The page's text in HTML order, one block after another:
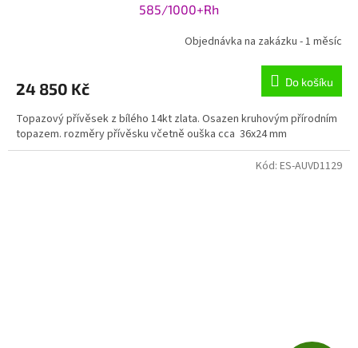
R
M
A
585/1000+Rh
Objednávka na zakázku - 1 měsíc
24 850 Kč Do košíku
Topazový přívěsek z bílého 14kt zlata. Osazen kruhovým přírodním
topazem. rozměry přívěsku včetně ouška cca 36x24 mm
Kód: ES-AUVD1129